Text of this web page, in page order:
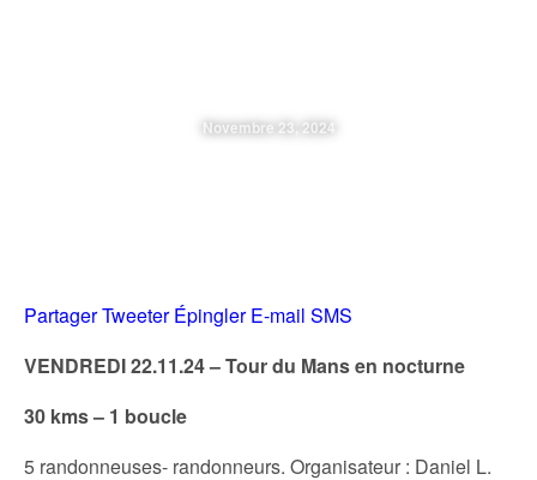
Novembre 23, 2024
PartagerTweeter Épingler E-mail SMS
VENDREDI 22.11.24 – Tour du Mans en nocturne
30 kms – 1 boucle
5 randonneuses- randonneurs. Organisateur : Daniel L.